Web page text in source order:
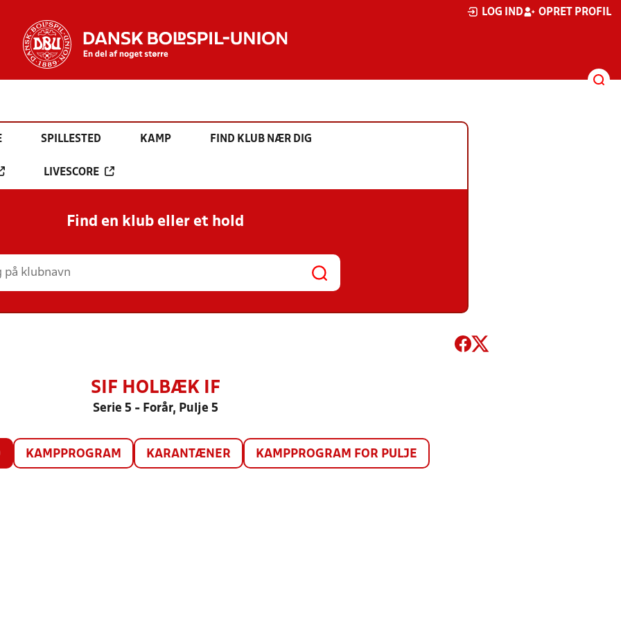
LOG IND OPRET PROFIL
SPILLESTED KAMP FIND KLUB NÆR DIG
LIVESCORE
Find en klub eller et hold
SIF HOLBÆK IF
Serie 5 - Forår, Pulje 5
KAMPPROGRAM KARANTÆNER KAMPPROGRAM FOR PULJE